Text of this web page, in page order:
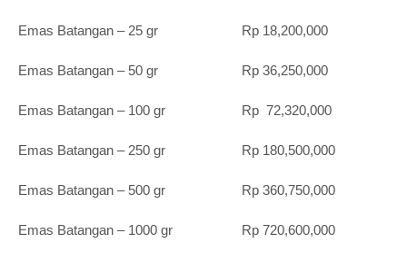
Emas Batangan – 25 gr Rp 18,200,000
Emas Batangan – 50 gr Rp 36,250,000
Emas Batangan – 100 gr Rp 72,320,000
Emas Batangan – 250 gr Rp 180,500,000
Emas Batangan – 500 gr Rp 360,750,000
Emas Batangan – 1000 gr Rp 720,600,000